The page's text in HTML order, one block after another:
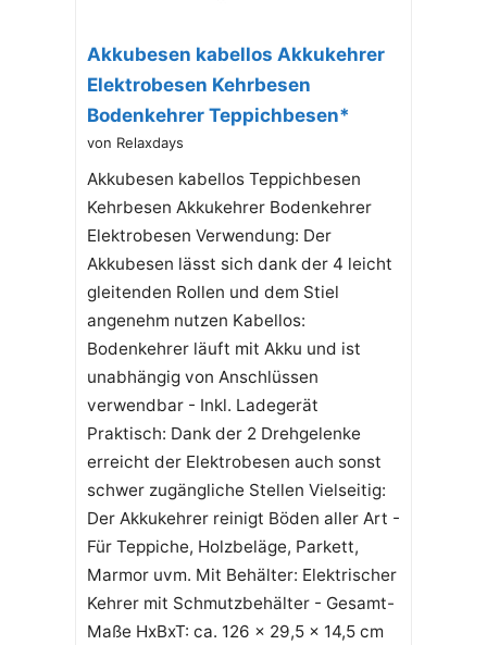
Akkubesen kabellos Akkukehrer
Elektrobesen Kehrbesen
Bodenkehrer Teppichbesen*
von Relaxdays
Akkubesen kabellos Teppichbesen
Kehrbesen Akkukehrer Bodenkehrer
Elektrobesen Verwendung: Der
Akkubesen lässt sich dank der 4 leicht
gleitenden Rollen und dem Stiel
angenehm nutzen Kabellos:
Bodenkehrer läuft mit Akku und ist
unabhängig von Anschlüssen
verwendbar - Inkl. Ladegerät
Praktisch: Dank der 2 Drehgelenke
erreicht der Elektrobesen auch sonst
schwer zugängliche Stellen Vielseitig:
Der Akkukehrer reinigt Böden aller Art -
Für Teppiche, Holzbeläge, Parkett,
Marmor uvm. Mit Behälter: Elektrischer
Kehrer mit Schmutzbehälter - Gesamt-
Maße HxBxT: ca. 126 x 29,5 x 14,5 cm